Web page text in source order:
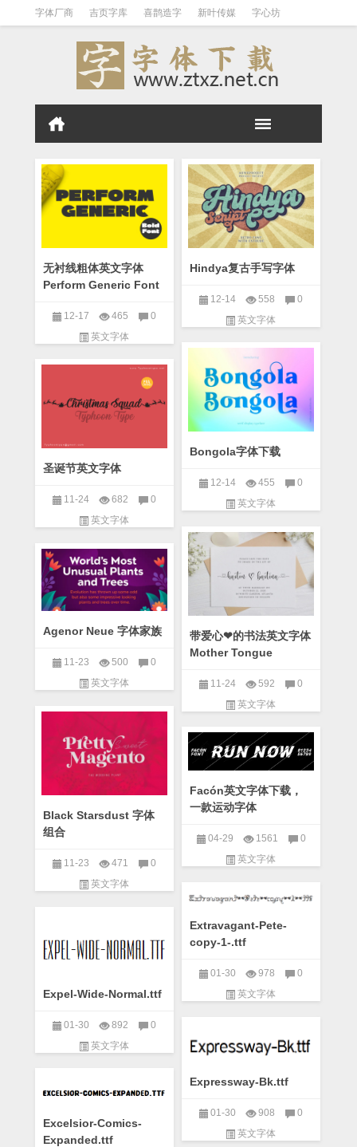
字体厂商 吉页字库 喜鹊造字 新叶传媒 字心坊
刻石录
标签云 字体归档 免费商用 日系中文
汉标字库
无衬线粗体英文字体
Perform Generic Font
12-17 465
0
英文字体
Hindya复古手写字体
12-14 558
0
英文字体
Bongola字体下载
12-14 455
0
英文字体
圣诞节英文字体
11-24 682
0
英文字体
带爱心❤的书法英文字体
Mother Tongue
11-24 592
0
英文字体
Agenor Neue 字体家族
11-23 500
0
英文字体
Black Starsdust 字体
组合
11-23 471
0
英文字体
Facón英文字体下载，
一款运动字体
04-29 1561
0
英文字体
Extravagant-Pete-
copy-1-.ttf
01-30 978
0
英文字体
Expel-Wide-Normal.ttf
01-30 892
0
英文字体
Expressway-Bk.ttf
01-30 908
0
英文字体
Excelsior-Comics-
Expanded.ttf